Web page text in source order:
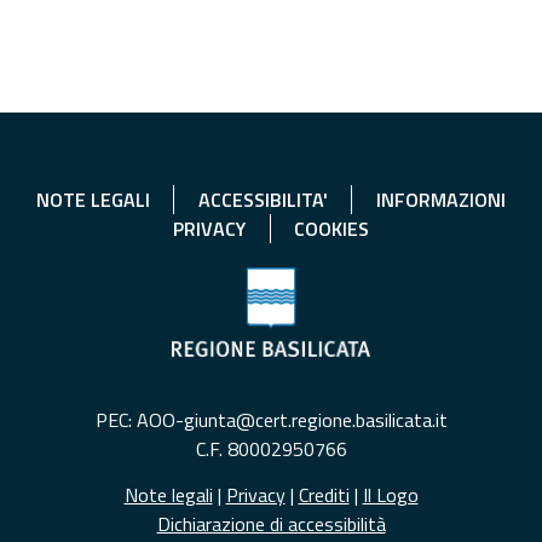
NOTE LEGALI ACCESSIBILITA'
INFORMAZIONI
PRIVACY
COOKIES
PEC: AOO-giunta@cert.regione.basilicata.it
C.F. 80002950766
Note legali | Privacy| Crediti | Il Logo
Dichiarazione di accessibilità